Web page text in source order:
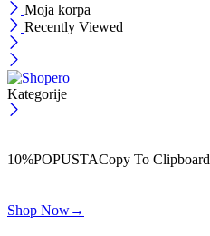
Moja korpa
Recently Viewed
Kategorije
10%POPUSTACopy To Clipboard
Shop Now→